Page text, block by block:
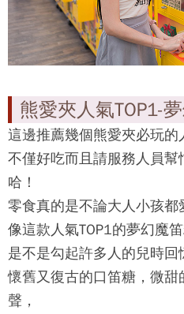
熊愛夾人氣TOP1-
這邊推薦幾個熊愛夾必玩的
不僅好吃而且請服務人員幫
哈！
零食真的是不論大人小孩都
像這款人氣TOP1的夢幻魔笛
是不是勾起許多人的兒時回
懷舊又復古的口笛糖，微
聲，